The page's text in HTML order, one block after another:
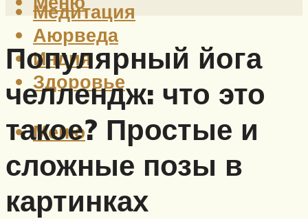
Медитация
Аюрведа
Индия
Здоровье
Меню
Популярный йога
челлендж: что это
такое? Простые и
сложные позы в
картинках